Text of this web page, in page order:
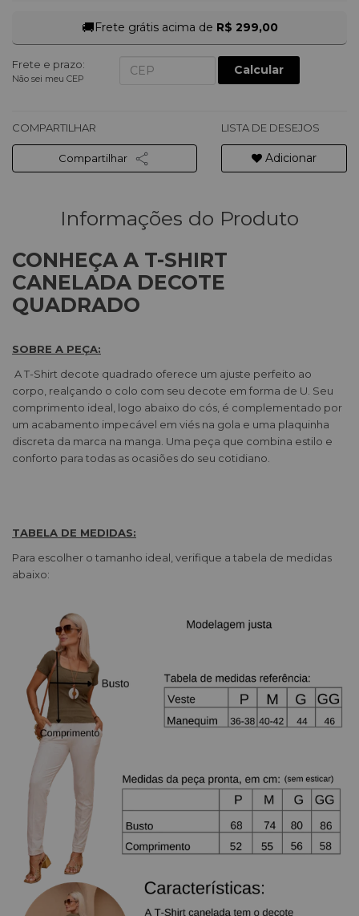
🚚Frete grátis acima de R$ 299,00
Frete e prazo:
Não sei meu CEP
Calcular
COMPARTILHAR
Compartilhar
LISTA DE DESEJOS
Adicionar
Informações do Produto
CONHEÇA A T-SHIRT
CANELADA DECOTE
QUADRADO
SOBRE A PEÇA:
A T-Shirt decote quadrado oferece um ajuste perfeito ao
corpo, realçando o colo com seu decote em forma de U. Seu
comprimento ideal, logo abaixo do cós, é complementado por
um acabamento impecável em viés na gola e uma plaquinha
discreta da marca na manga. Uma peça que combina estilo e
conforto para todas as ocasiões do seu cotidiano.
TABELA DE MEDIDAS:
Para escolher o tamanho ideal, verifique a tabela de medidas
abaixo: